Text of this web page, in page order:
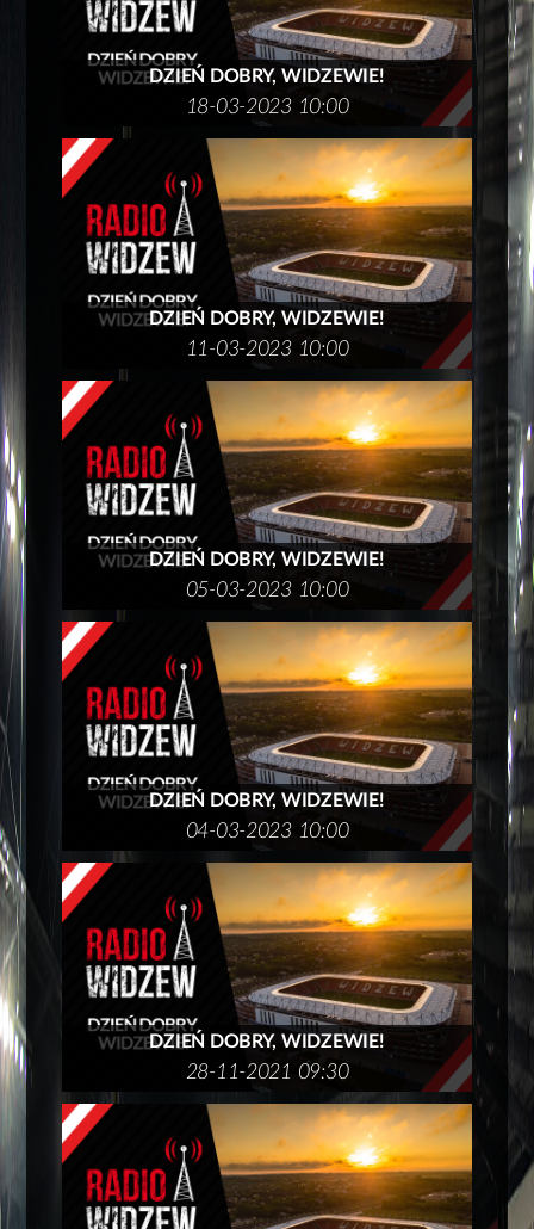
DZIEŃ DOBRY, WIDZEWIE!
18-03-2023 10:00
DZIEŃ DOBRY, WIDZEWIE!
11-03-2023 10:00
DZIEŃ DOBRY, WIDZEWIE!
05-03-2023 10:00
DZIEŃ DOBRY, WIDZEWIE!
04-03-2023 10:00
DZIEŃ DOBRY, WIDZEWIE!
28-11-2021 09:30